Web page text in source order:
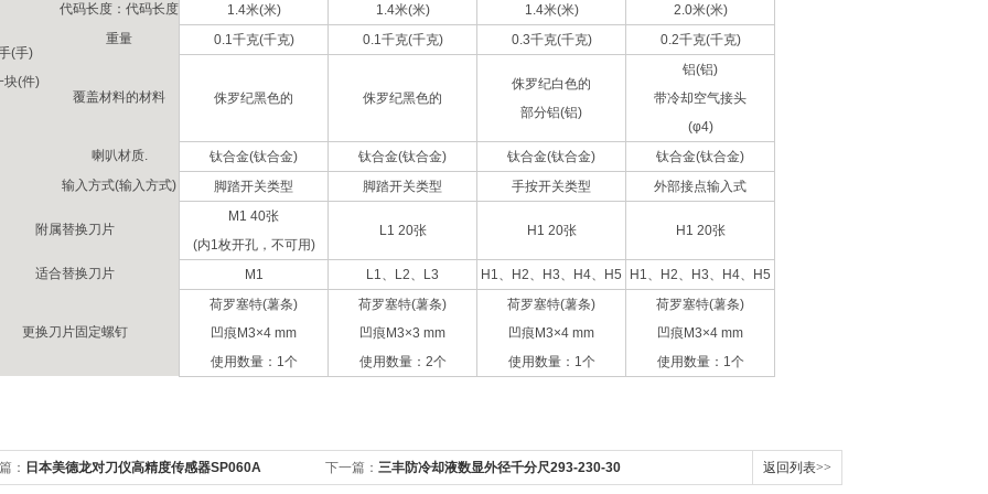
(手)
块(件)
代码长度：代码长度 1.4米(米) 1.4米(米) 1.4米(米)
2.0米(米)
重量
0.1千克(千克) 0.1千克(千克) 0.3千克(千克) 0.2千克(千克)
覆盖材料的材料 侏罗纪黑色的 侏罗纪黑色的
侏罗纪白色的
部分铝(铝)
铝(铝)
带冷却空气接头
(φ4)
喇叭材质.
钛合金(钛合金) 钛合金(钛合金) 钛合金(钛合金)
钛合金(钛合金)
输入方式(输入方式)
脚踏开关类型 脚踏开关类型 手按开关类型 外部接点输入式
附属替换刀片
M1 40张
(内1枚开孔，不可用)
L1 20张 H1 20张 H1 20张
适合替换刀片 M1 L1、L2、L3 H1、H2、H3、H4、H5 H1、H2、H3、H4、H5
更换刀片固定螺钉
荷罗塞特(薯条)
凹痕M3×4 mm
使用数量：1个
荷罗塞特(薯条)
凹痕M3×3 mm
使用数量：2个
荷罗塞特(薯条)
凹痕M3×4 mm
使用数量：1个
荷罗塞特(薯条)
凹痕M3×4 mm
使用数量：1个
： 日本美德龙对刀仪高精度传感器SP060A 下一篇： 三丰防冷却液数显外径千分尺293-230-30 返回列表>>